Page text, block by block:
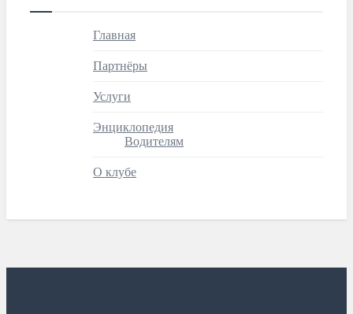
Главная
Партнёры
Услуги
Энциклопедия
Водителям
О клубе